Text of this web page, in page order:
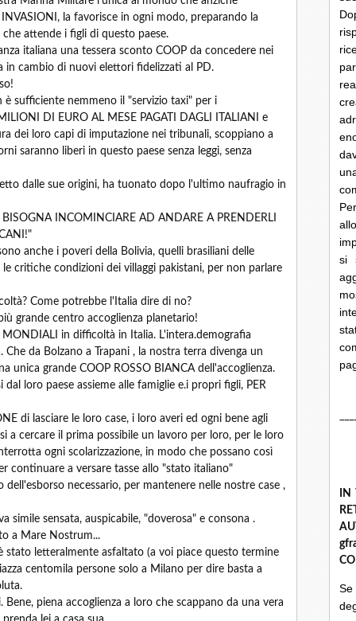
la favorisce in ogni modo, preparando la
attende i figli di questo paese.
italiana una tessera sconto COOP da concedere nei
in cambio di nuovi elettori fidelizzati al PD.
sufficiente nemmeno il "servizio taxi" per i
DI EURO AL MESE PAGATI DAGLI ITALIANI e
dei loro capi di imputazione nei tribunali, scoppiano a
saranno liberi in questo paese senza leggi, senza
dalle sue origini, ha tuonato dopo l'ultimo naufragio in
INCOMINCIARE AD ANDARE A PRENDERLI
anche i poveri della Bolivia, quelli brasiliani delle
le critiche condizioni dei villaggi pakistani, per non parlare
Come potrebbe l'Italia dire di no?
grande centro accoglienza planetario!
in difficoltà in Italia. L'intera.demografia
da Bolzano a Trapani , la nostra terra divenga un
unica grande COOP ROSSO BIANCA dell'accoglienza.
loro paese assieme alle famiglie e.i propri figli, PER
di lasciare le loro case, i loro averi ed ogni bene agli
a cercare il prima possibile un lavoro per loro, per le loro
ogni scolarizzazione, in modo che possano così
continuare a versare tasse allo "stato italiano"
necessario, per mantenere nelle nostre case ,
simile sensata, auspicabile, "doverosa" e consona .
a Mare Nostrum...
stato letteralmente asfaltato (a voi piace questo termine
centomila persone solo a Milano per dire basta a
piena accoglienza a loro che scappano da una vera
si